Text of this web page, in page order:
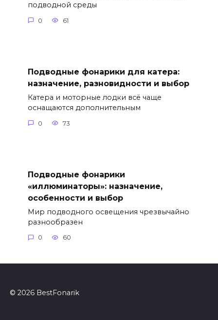
подводной среды
0 61
Подводные фонарики для катера:
назначение, разновидности и выбор
Катера и моторные лодки всё чаще
оснащаются дополнительным
0 73
Подводные фонарики
«иллюминаторы»: назначение,
особенности и выбор
Мир подводного освещения чрезвычайно
разнообразен
0 60
© 2026 BestFonarik